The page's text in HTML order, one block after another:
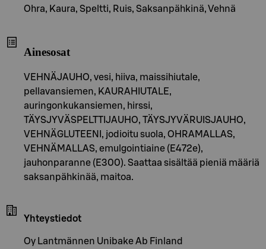
Ohra, Kaura, Speltti, Ruis, Saksanpähkinä, Vehnä
Ainesosat
VEHNÄJAUHO, vesi, hiiva, maissihiutale,
pellavansiemen, KAURAHIUTALE,
auringonkukansiemen, hirssi,
TÄYSJYVÄSPELTTIJAUHO, TÄYSJYVÄRUISJAUHO,
VEHNÄGLUTEENI, jodioitu suola, OHRAMALLAS,
VEHNÄMALLAS, emulgointiaine (E472e),
jauhonparanne (E300). Saattaa sisältää pieniä määriä
saksanpähkinää, maitoa.
Yhteystiedot
Oy Lantmännen Unibake Ab Finland